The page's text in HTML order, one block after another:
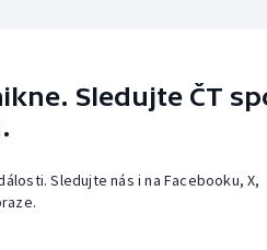
Sledujte ČT
Sledujte nás i na Facebooku, X,